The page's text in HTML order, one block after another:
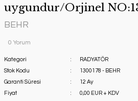
uygundur/Orjinel
BEHR
0 Yorum
Kategori
RADYATÖR
Stok Kodu
1300178 - BEHR
Garanti Süresi
12 Ay
Fiyat
0,00 EUR + KDV